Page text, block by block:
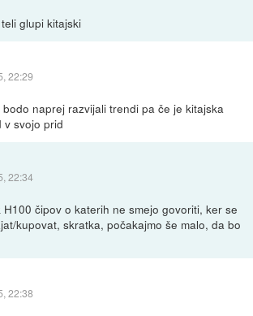
glupi kitajski
22:29
naprej razvijali trendi pa če je kitajska
v svojo prid
22:34
čipov o katerih ne smejo govoriti, ker se
kupovat, skratka, počakajmo še malo, da bo
22:38